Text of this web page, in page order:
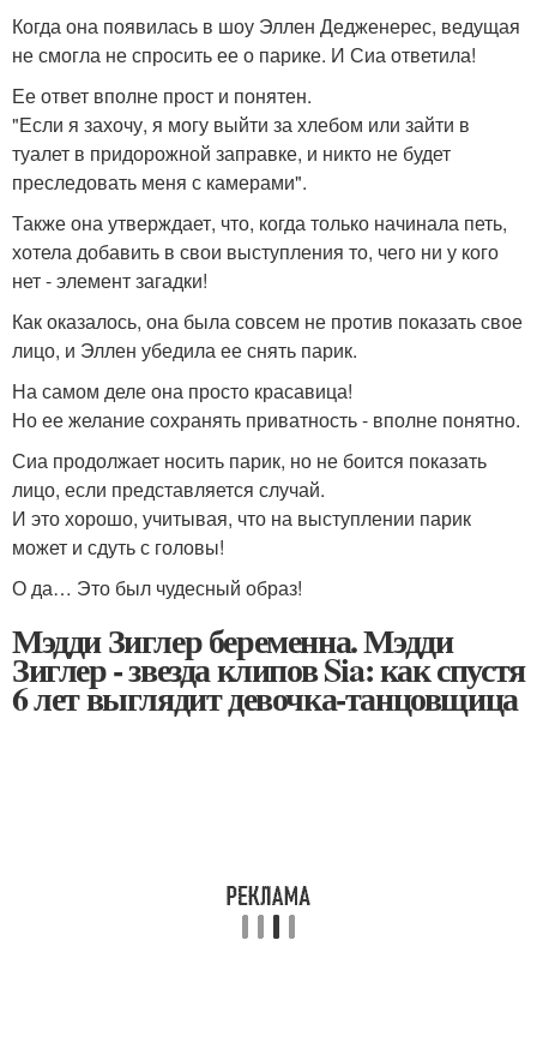
Когда она появилась в шоу Эллен Дедженерес, ведущая
не смогла не спросить ее о парике. И Сиа ответила!
Ее ответ вполне прост и понятен.
"Если я захочу, я могу выйти за хлебом или зайти в
туалет в придорожной заправке, и никто не будет
преследовать меня с камерами".
Также она утверждает, что, когда только начинала петь,
хотела добавить в свои выступления то, чего ни у кого
нет - элемент загадки!
Как оказалось, она была совсем не против показать свое
лицо, и Эллен убедила ее снять парик.
На самом деле она просто красавица!
Но ее желание сохранять приватность - вполне понятно.
Сиа продолжает носить парик, но не боится показать
лицо, если представляется случай.
И это хорошо, учитывая, что на выступлении парик
может и сдуть с головы!
О да… Это был чудесный образ!
Мэдди Зиглер беременна. Мэдди
Зиглер - звезда клипов Sia: как спустя
6 лет выглядит девочка-танцовщица